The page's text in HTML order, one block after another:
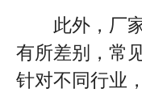
此外，厂家
有所差别，常
针对不同行业